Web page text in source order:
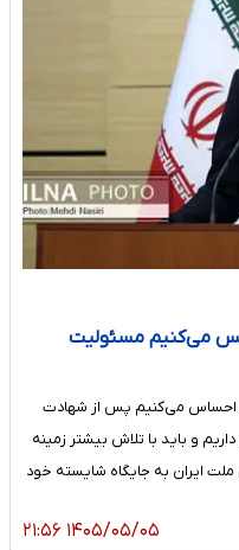
می‌کنیم مسئولیت
احساس می‌کنیم پس از شهادت
و باید با تلاش بیشتر زمینه
ایران به جایگاه شایسته خود
۱۴۰۵/۰۵/۰۵ ۲۱:۵۶